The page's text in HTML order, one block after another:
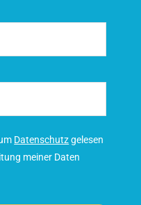
Datenschutzgelesen
meiner Daten